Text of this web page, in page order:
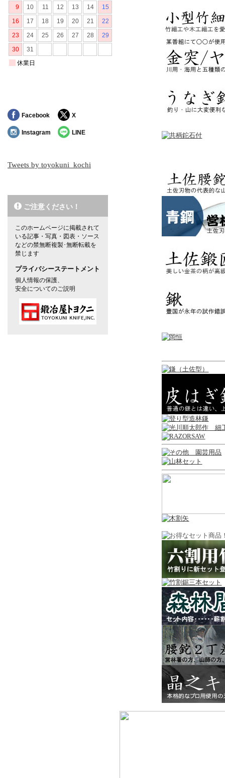
Facebook X
Instagram LINE
Tweets by toyokuni_kochi
ご注意ください！
このホームページに掲載されて
いる記事・写真・図表・ソース
などの禁無断複製･無断転載を
禁じます
プライバシーステートメント
個人情報の保護、
安全についてのご説明